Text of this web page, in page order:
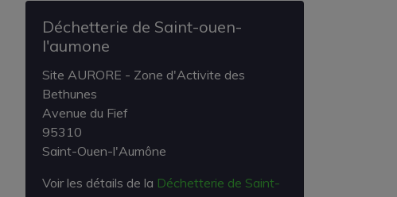
Déchetterie de Saint-ouen-
l'aumone
Site AURORE - Zone d'Activite des
Bethunes
Avenue du Fief
95310
Saint-Ouen-l'Aumône
Voir les détails de la Déchetterie de Saint-